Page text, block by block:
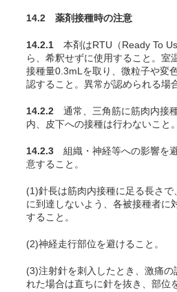
14.2 薬剤接種時の注意
14.2.1 本剤はRTU（Ready To
ら、希釈せずに使用すること。室
接種量0.3mLを取り、微粒子や変
認すること。異常が認められる場
14.2.2 通常、三角筋に筋肉内接
内、皮下への接種は行わないこと。
14.2.3 組織・神経等への影響を
意すること。
(1)針長は筋肉内接種に足る長さ
に到達しないよう、各被接種者に
すること。
(2)神経走行部位を避けること。
(3)注射針を刺入したとき、激痛の
れた場合は直ちに針を抜き、部位